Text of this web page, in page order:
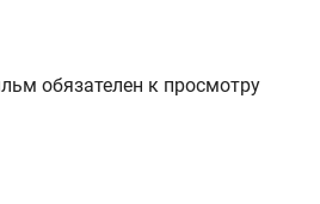
обязателен к просмотру